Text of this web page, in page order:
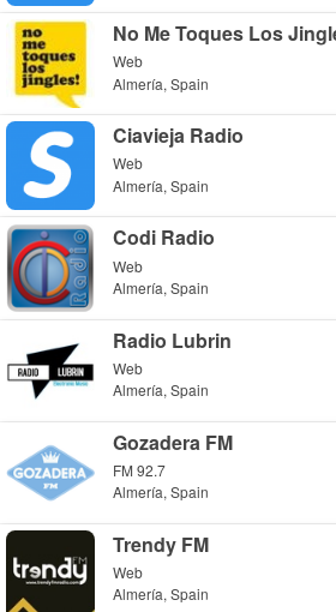
No Me Toques Los
Web
Almería, Spain
Ciavieja Radio
Web
Almería, Spain
Codi Radio
Web
Almería, Spain
Radio Lubrin
Web
Almería, Spain
Gozadera FM
FM 92.7
Almería, Spain
Trendy FM
Web
Almería, Spain